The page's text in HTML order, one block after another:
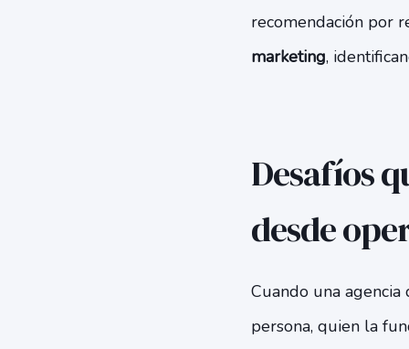
recomendación por
marketing,
Desafíos
desde
Cuando una
persona, quien la